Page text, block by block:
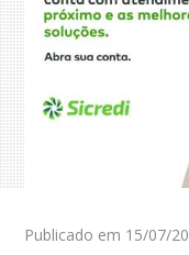
Publicado em 15/07/